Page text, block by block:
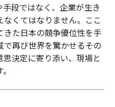
手段ではなく、企業が生き
くてはなりません。ここ
た日本の競争優位性を手
再び世界を驚かせるその
決定に寄り添い、現場と